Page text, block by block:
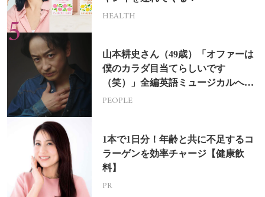
HEALTH
山本耕史さん（49歳）「オファーは
僕のカラダ目当てらしいです
（笑）」全編英語ミュージカルへの
挑戦
PEOPLE
1本で1日分！年齢と共に不足するコ
ラーゲンを効率チャージ【健康飲
料】
PR